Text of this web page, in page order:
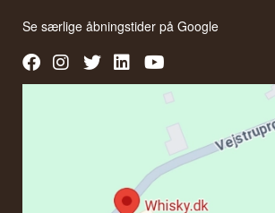
Se særlige åbningstider påGoogle